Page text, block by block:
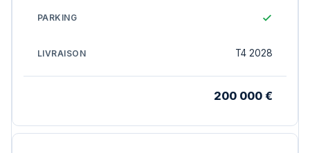
T4 2028
200 000 €